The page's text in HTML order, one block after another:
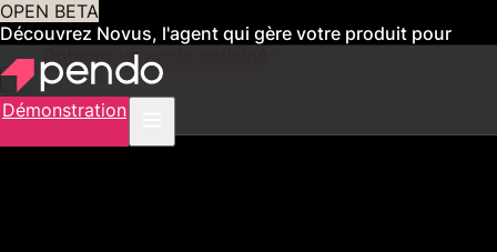
OPEN BETA
Découvrez Novus, l'agent qui gère votre produit pour
vousObtenez un accès anticipé
Démonstration